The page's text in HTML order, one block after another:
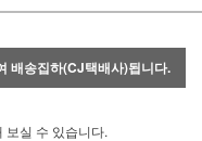
배송집하(CJ택배사)됩니다.
보실 수 있습니다.